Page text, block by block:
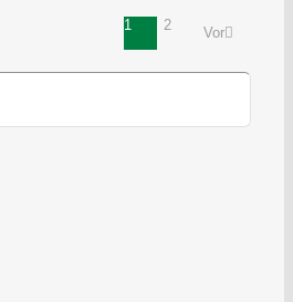
1 2 Vor